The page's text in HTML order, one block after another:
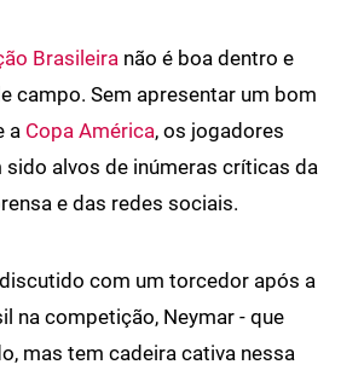
Brasileira não é boa dentro e
campo. Sem apresentar um bom
a Copa América, os jogadores
alvos de inúmeras críticas da
e das redes sociais.
com um torcedor após a
na competição, Neymar - que
mas tem cadeira cativa nessa